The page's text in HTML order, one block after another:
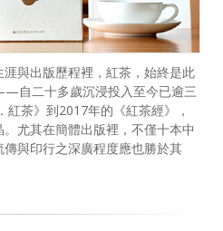
與出版歷程裡，紅茶，始終是此
自二十多歲沉浸投入至今已逾三
茶》到2017年的《紅茶經》，
尤其在簡體出版裡，不僅十本中
與印行之深廣程度應也勝於其